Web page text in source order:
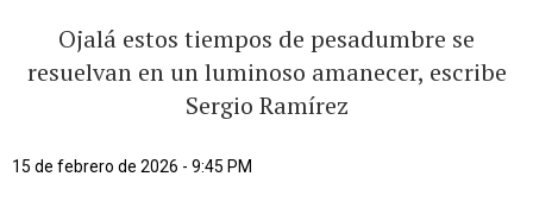
Ojalá estos tiempos de pesadumbre se
resuelvan en un luminoso amanecer, escribe
Sergio Ramírez
15 de febrero de 2026 - 9:45 PM